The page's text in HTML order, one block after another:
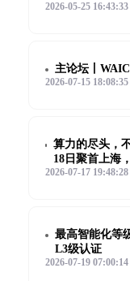
2026-05-25 16:43:33
主论坛丨
2026-07-15 18:08:35
算力的尽头，
18日聚首上海
2026-07-17 19:48:28
最高智能化等
L3级认证
2026-07-19 07:00:14